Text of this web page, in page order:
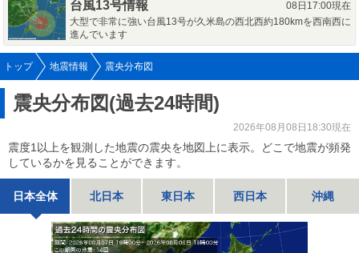
台風13号情報
08日17:00現在
大型で非常に強い台風13号が久米島の西北西約180kmを西南西に
進んでいます
トップ 地震情報 震央分布図
震央分布図(過去24時間)
2026年08月08日18:30現在
震度1以上を観測した地震の震央を地図上に表示。どこで地震が頻発
しているかを見ることができます。
日本全体 北日本 東日本 西日本 沖縄